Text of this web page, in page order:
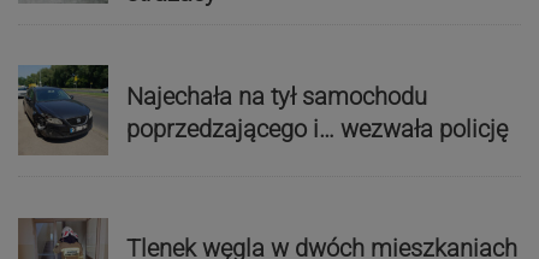
Najechała na tył samochodu
poprzedzającego i… wezwała policję
Tlenek węgla w dwóch mieszkaniach